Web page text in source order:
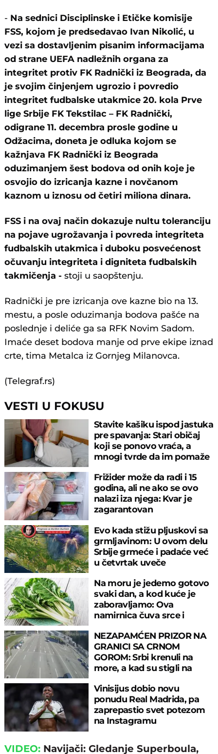
- Na sednici Disciplinske i Etičke komisije
FSS, kojom je predsedavao Ivan Nikolić, u
vezi sa dostavljenim pisanim informacijama
od strane UEFA nadležnih organa za
integritet protiv FK Radnički iz Beograda, da
je svojim činjenjem ugrozio i povredio
integritet fudbalske utakmice 20. kola Prve
lige Srbije FK Tekstilac – FK Radnički,
odigrane 11. decembra prosle godine u
Odžacima, doneta je odluka kojom se
kažnjava FK Radnički iz Beograda
oduzimanjem šest bodova od onih koje je
osvojio do izricanja kazne i novčanom
kaznom u iznosu od četiri miliona dinara.
FSS i na ovaj način dokazuje nultu toleranciju
na pojave ugrožavanja i povreda integriteta
fudbalskih utakmica i duboku posvećenost
očuvanju integriteta i digniteta fudbalskih
takmičenja -stoji u saopštenju.
Radnički je pre izricanja ove kazne bio na 13.
mestu, a posle oduzimanja bodova pašće na
poslednje i deliće ga sa RFK Novim Sadom.
Imaće deset bodova manje od prve ekipe iznad
crte, tima Metalca iz Gornjeg Milanovca.
(Telegraf.rs)
VESTI U FOKUSU
Stavite kašiku ispod jastuka
pre spavanja: Stari običaj
koji se ponovo vraća, a
mnogi tvrde da im pomaže
Frižider može da radi i 15
godina, ali ne ako se ovo
nalazi iza njega: Kvar je
zagarantovan
Evo kada stižu pljuskovi sa
grmljavinom: U ovom delu
Srbije grmeće i padaće već
u četvrtak uveče
Na moru je jedemo gotovo
svaki dan, a kod kuće je
zaboravljamo: Ova
namirnica čuva srce i
NEZAPAMĆEN PRIZOR NA
GRANICI SA CRNOM
GOROM: Srbi krenuli na
more, a kad su stigli na
Vinisijus dobio novu
ponudu Real Madrida, pa
zaprepastio svet potezom
na Instagramu
VIDEO: Navijači: Gledanje Superboula,